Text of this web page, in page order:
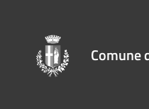
Comune